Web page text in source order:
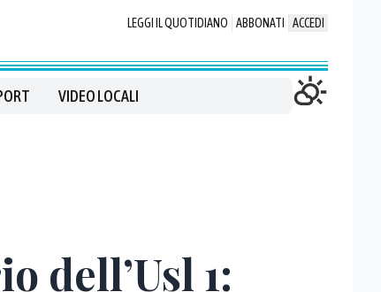
LEGGI IL QUOTIDIANO ABBONATI ACCEDI
VIDEO LOCALI
dell’Usl 1: